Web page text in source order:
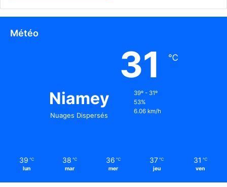
Météo
Niamey
Nuages Dispersés
31 ℃
39º - 31º
53%
6.06 km/h
39 ℃
lun
38 ℃
mar
36 ℃
mer
37 ℃
jeu
31 ℃
ven